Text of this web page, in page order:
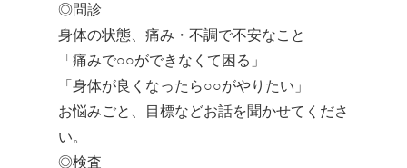
◎問診
身体の状態、痛み・不調で不安なこと
「痛みで○○ができなくて困る」
「身体が良くなったら○○がやりたい」
お悩みごと、目標などお話を聞かせてくださ
い。
◎検査